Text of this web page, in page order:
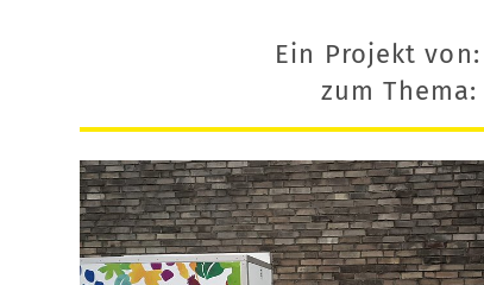
Ein Projekt von:
zum Thema: